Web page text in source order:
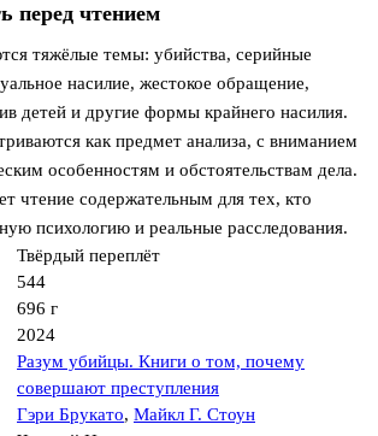
перед чтением
тяжёлые темы: убийства, серийные
насилие, жестокое обращение,
детей и другие формы крайнего насилия.
как предмет анализа, с вниманием
особенностям и обстоятельствам дела.
чтение содержательным для тех, кто
психологию и реальные расследования.
Твёрдый переплёт
544
696 г
2024
Разум убийцы. Книги о том, почему
совершают преступления
Гэри Брукато, Майкл Г. Стоун